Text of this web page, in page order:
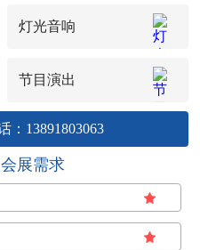
灯光音响
节目演出
：13891803063
展需求